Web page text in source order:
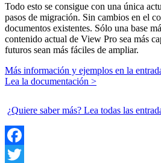
Todo esto se consigue con una única
pasos de migración. Sin cambios en el
documentos existentes. Sólo una base
contenido actual de View Pro sea más
futuros sean más fáciles de ampliar.
Más información y ejemplos en la
Lea la documentación >
¿Quiere saber más? Lea todas las
Facebook